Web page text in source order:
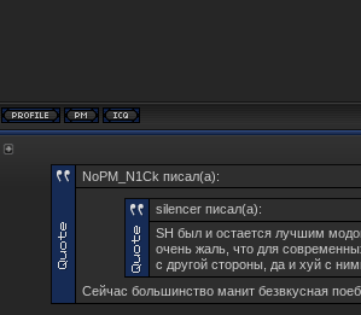
NoPM_N1Ck писал(а):
silencer писал(а):
SH был и остается лучшим
очень жаль, что для
с другой стороны, да и хуй с
Сейчас большинство манит безвкусная